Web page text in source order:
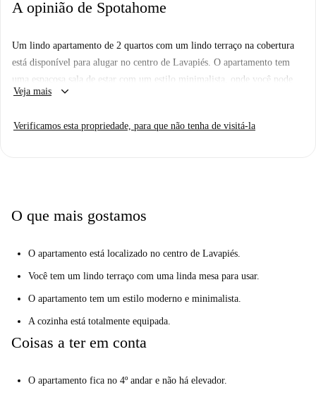
A opinião de Spotahome
Um lindo apartamento de 2 quartos com um lindo terraço na cobertura
está disponível para alugar no centro de Lavapiés. O apartamento tem
uma espaçosa sala de estar com um estilo minimalista, onde você pode
relaxar no sofá e assistir TV ou compartilhar uma refeição na mesa de
essenciais, incluindo uma grande geladeira, freezer, microondas,
por sua atmosfera multicultural, você encontrará muitos restaurantes da
apartamento. E, com muitos dos locais mais emblemáticos de Madri, a
poucos minutos a pé da propriedade, você realmente terá tudo aqui em
Veja mais keyboard_arrow_down
Verificamos esta propriedade, para que não tenha de visitá-la
O que mais gostamos
O apartamento está localizado no centro de Lavapiés.
Você tem um lindo terraço com uma linda mesa para usar.
O apartamento tem um estilo moderno e minimalista.
A cozinha está totalmente equipada.
Coisas a ter em conta
O apartamento fica no 4º andar e não há elevador.